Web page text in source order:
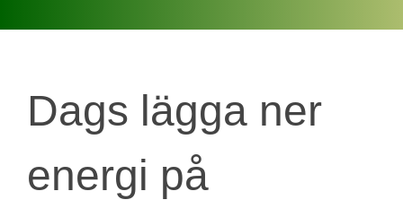
Dags lägga ner
energi på